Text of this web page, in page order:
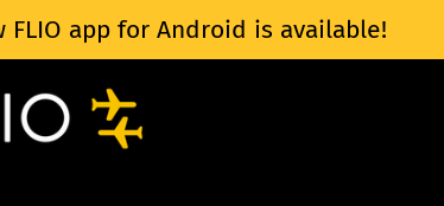
FLIO app for Android is available!